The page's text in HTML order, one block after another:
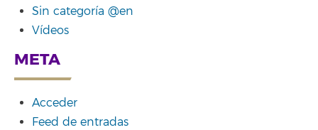
Sin categoría @en
Vídeos
META
Acceder
Feed de entradas